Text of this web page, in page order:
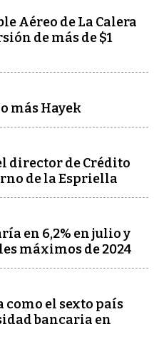
Aéreo de La Calera
de más de $1
más Hayek
director de Crédito
de la Espriella
en 6,2% en julio y
máximos de 2024
como el sexto país
bancaria en